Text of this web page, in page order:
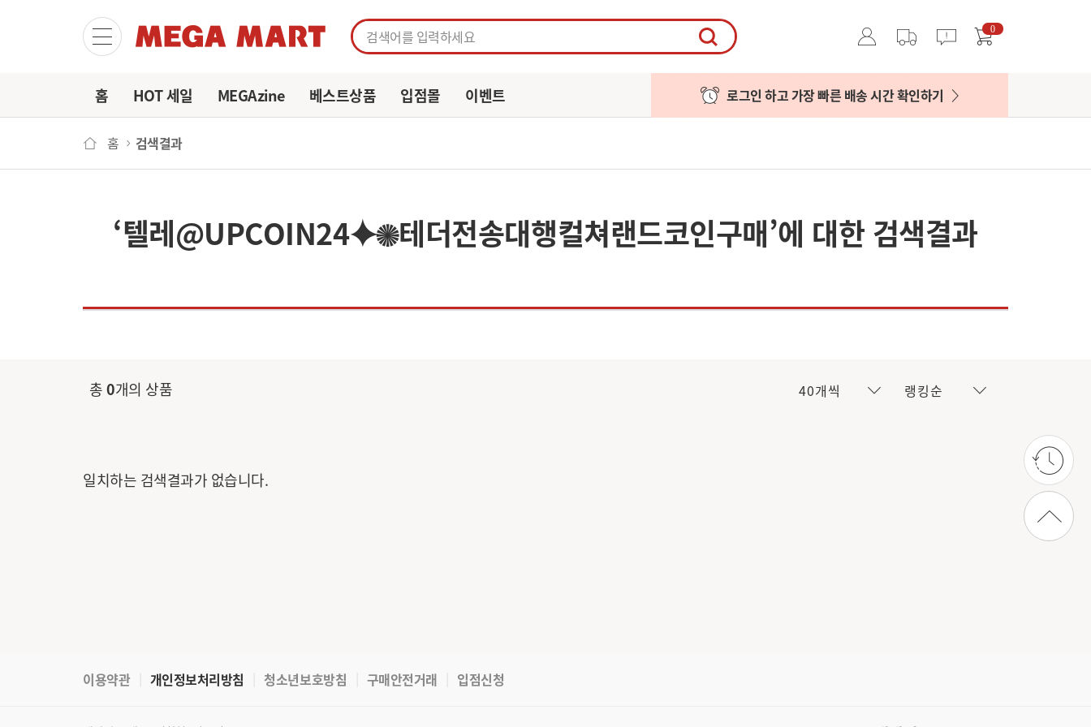
마이페이지주문/배송알림 장바구니 0
홈 HOT 세일 MEGAzine 베스트상품 입점몰 이벤트 로그인 하고 가장 빠른 배송 시간 확인하기
홈 검색결과
‘텔레@UPCOIN24⯌✺테더전송대행컬쳐랜드코인구매’에 대한 검색결과
총0개의 상품 40개씩 랭킹순
일치하는 검색결과가 없습니다.
이용약관 개인정보처리방침 청소년보호방침 구매안전거래 입점신청